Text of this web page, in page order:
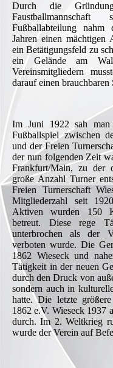
Durch die
Fußballabteilung
Jahren einen mächtigen
ein Betätigungsfeld zu
ein Gelände am
Vereinsmitgliedern
darauf einen
Im Juni 1922 sah man
Fußballspiel zwischen
und der Freien
der nun folgenden Zeit
Frankfurt/Main, zu der
große Anzahl Turner
Freien Turnerschaft
Mitgliederzahl seit
Aktiven wurden 150
betreut. Diese rege
unterbrochen als der
verboten wurde. Die
1862 Wieseck und
Tätigkeit in der neuen
durch den Druck von
sondern auch in
hatte. Die letzte
1862 e.V. Wieseck 1937
durch. Im 2. Weltkrieg
wurde der Verein auf